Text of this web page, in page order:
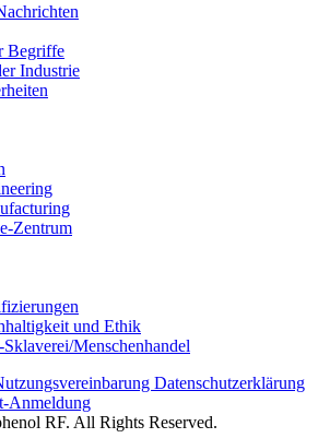
Begriffe
Industrie
Zentrum
und Ethik
Menschenhandel
Datenschutzerklärung
Anmeldung
RF. All Rights Reserved.